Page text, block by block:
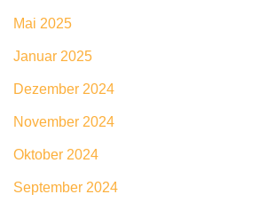
Mai 2025
Januar 2025
Dezember 2024
November 2024
Oktober 2024
September 2024